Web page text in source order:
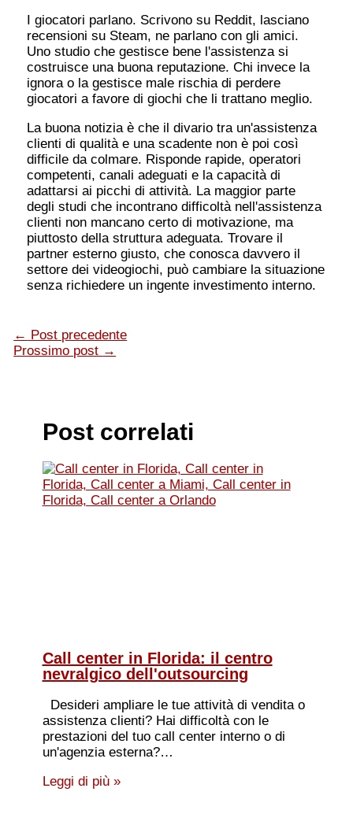
I giocatori parlano. Scrivono su Reddit, lasciano
recensioni su Steam, ne parlano con gli amici.
Uno studio che gestisce bene l'assistenza si
costruisce una buona reputazione. Chi invece la
ignora o la gestisce male rischia di perdere
giocatori a favore di giochi che li trattano meglio.
La buona notizia è che il divario tra un'assistenza
clienti di qualità e una scadente non è poi così
difficile da colmare. Risponde rapide, operatori
competenti, canali adeguati e la capacità di
adattarsi ai picchi di attività. La maggior parte
degli studi che incontrano difficoltà nell'assistenza
clienti non mancano certo di motivazione, ma
piuttosto della struttura adeguata. Trovare il
partner esterno giusto, che conosca davvero il
settore dei videogiochi, può cambiare la situazione
senza richiedere un ingente investimento interno.
← Post precedente
Prossimo post →
Post correlati
Call center in Florida: il centro
nevralgico dell'outsourcing
Desideri ampliare le tue attività di vendita o
assistenza clienti? Hai difficoltà con le
prestazioni del tuo call center interno o di
un'agenzia esterna?…
Leggi di più »